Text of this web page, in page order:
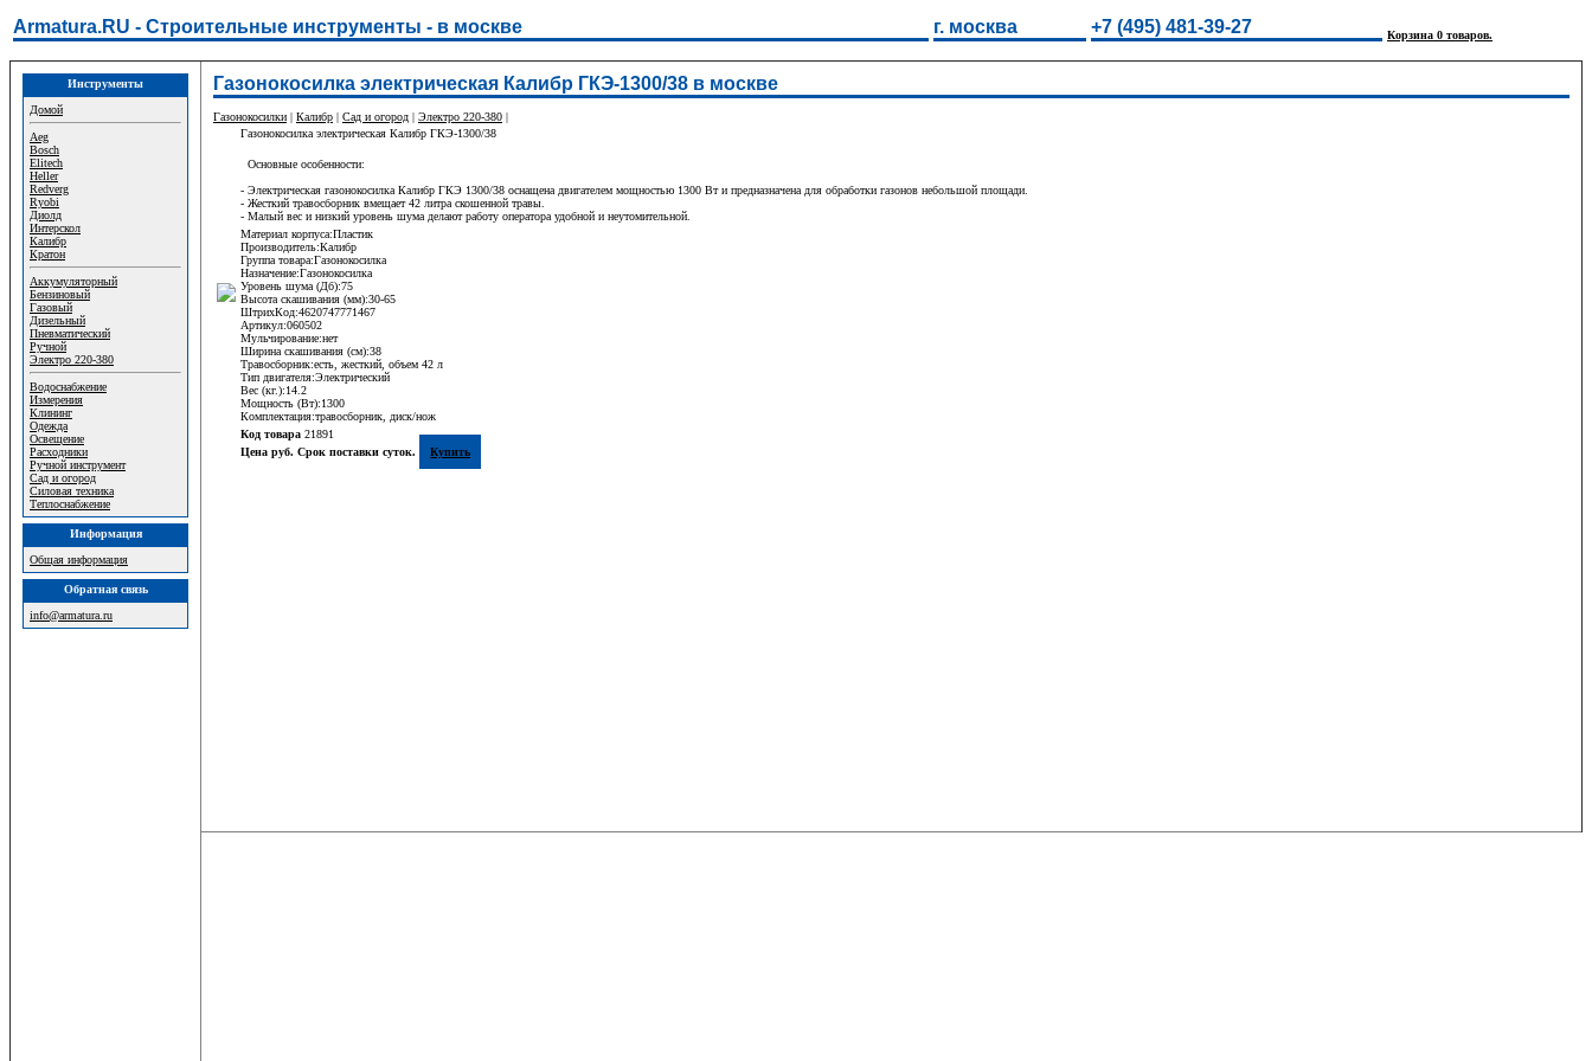
Armatura.RU - Строительные инструменты - в москве г. москва +7 (495) 481-39-27 Корзина 0 товаров.
Инструменты
Домой
Aeg
Bosch
Elitech
Heller
Redverg
Ryobi
Диолд
Интерскол
Калибр
Кратон
Аккумуляторный
Бензиновый
Газовый
Дизельный
Пневматический
Ручной
Электро 220-380
Водоснабжение
Измерения
Клининг
Одежда
Освещение
Расходники
Ручной инструмент
Сад и огород
Силовая техника
Теплоснабжение
Информация
Общая информация
Обратная связь
info@armatura.ru
Газонокосилка электрическая Калибр ГКЭ-1300/38 в москве
Газонокосилки | Калибр | Сад и огород | Электро 220-380 |
Газонокосилка электрическая Калибр ГКЭ-1300/38
Основные особенности:
- Электрическая газонокосилка Калибр ГКЭ 1300/38 оснащена двигателем мощностью 1300 Вт и предназначена для обработки газонов небольшой площади.
- Жесткий травосборник вмещает 42 литра скошенной травы.
- Малый вес и низкий уровень шума делают работу оператора удобной и неутомительной.
Материал корпуса:Пластик
Производитель:Калибр
Группа товара:Газонокосилка
Назначение:Газонокосилка
Уровень шума (Дб):75
Высота скашивания (мм):30-65
ШтрихКод:4620747771467
Артикул:060502
Мульчирование:нет
Ширина скашивания (см):38
Травосборник:есть, жесткий, объем 42 л
Тип двигателя:Электрический
Вес (кг.):14.2
Мощность (Вт):1300
Комплектация:травосборник, диск/нож
Код товара 21891
Цена руб. Срок поставки суток.
Купить